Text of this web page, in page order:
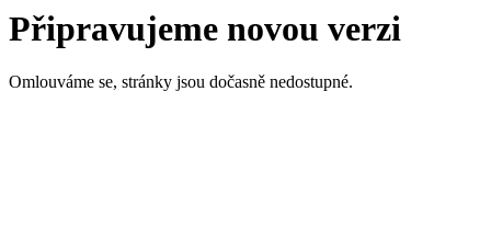
Připravujeme novou verzi
Omlouváme se, stránky jsou dočasně nedostupné.